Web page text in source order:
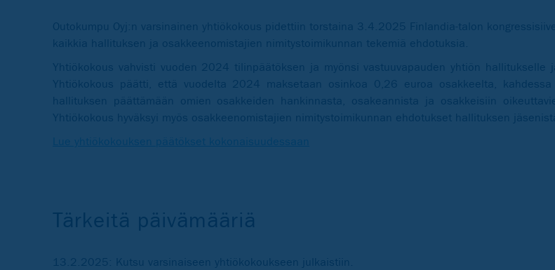
Outokumpu Oyj:n varsinainen yhtiökokous pidettiin torstaina 3.4.2025 Finlandia-talon
kaikkia hallituksen ja osakkeenomistajien nimitystoimikunnan tekemiä ehdotuksia.
Yhtiökokous vahvisti vuoden 2024 tilinpäätöksen ja myönsi vastuuvapauden yhtiön
Yhtiökokous päätti, että vuodelta 2024 maksetaan osinkoa 0,26 euroa osakkeelta,
hallituksen päättämään omien osakkeiden hankinnasta, osakeannista ja osakkeisiin
Yhtiökokous hyväksyi myös osakkeenomistajien nimitystoimikunnan ehdotukset hallituksen
Lue yhtiökokouksen päätökset kokonaisuudessaan
Tärkeitä päivämääriä
13.2.2025: Kutsu varsinaiseen yhtiökokoukseen julkaistiin.